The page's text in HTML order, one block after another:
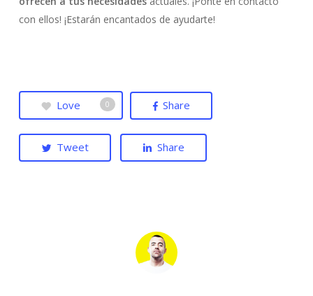
con ellos! ¡Estarán encantados de ayudarte!
Love 0 Share
Tweet Share